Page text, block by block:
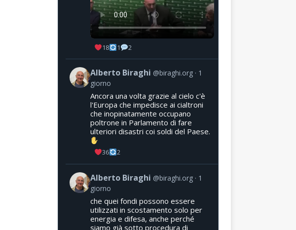
18 1 2
Alberto Biraghi @biraghi.org
1
giorno
Ancora una volta grazie al cielo c'è
l'Europa che impedisce ai cialtroni
che inopinatamente occupano
poltrone in Parlamento di fare
ulteriori disastri coi soldi del Paese.
36 2
Alberto Biraghi @biraghi.org
1
giorno
che quei fondi possono essere
utilizzati in scostamento solo per
energia e difesa, anche perché
siamo già sotto procedura di